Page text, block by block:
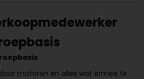
motoren en alles wat ermee te